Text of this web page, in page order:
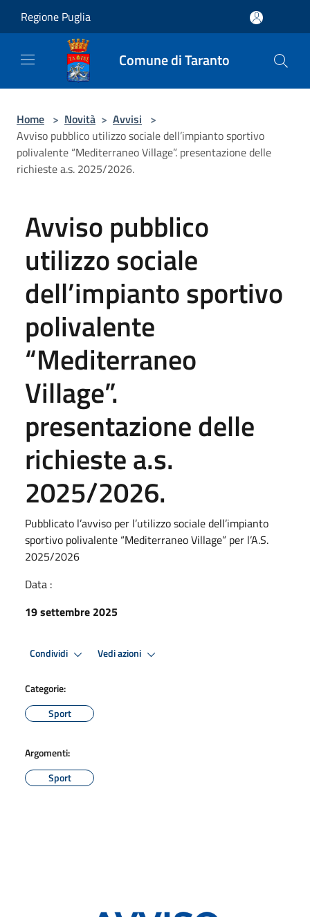
Regione Puglia
Comune di Taranto
Home > Novità > Avvisi >
Avviso pubblico utilizzo sociale dell’impianto sportivo
polivalente “Mediterraneo Village”. presentazione delle
richieste a.s. 2025/2026.
Avviso pubblico
utilizzo sociale
dell’impianto sportivo
polivalente
“Mediterraneo
Village”.
presentazione delle
richieste a.s.
2025/2026.
Pubblicato l’avviso per l’utilizzo sociale dell’impianto
sportivo polivalente “Mediterraneo Village” per l’A.S.
2025/2026
Data :
19 settembre 2025
Condividi Vedi azioni
Categorie:
Sport
Argomenti:
Sport